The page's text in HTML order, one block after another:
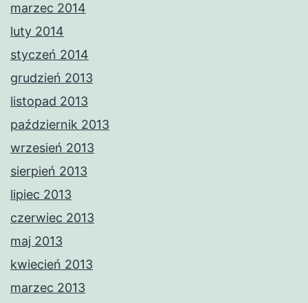
marzec 2014
luty 2014
styczeń 2014
grudzień 2013
listopad 2013
październik 2013
wrzesień 2013
sierpień 2013
lipiec 2013
czerwiec 2013
maj 2013
kwiecień 2013
marzec 2013